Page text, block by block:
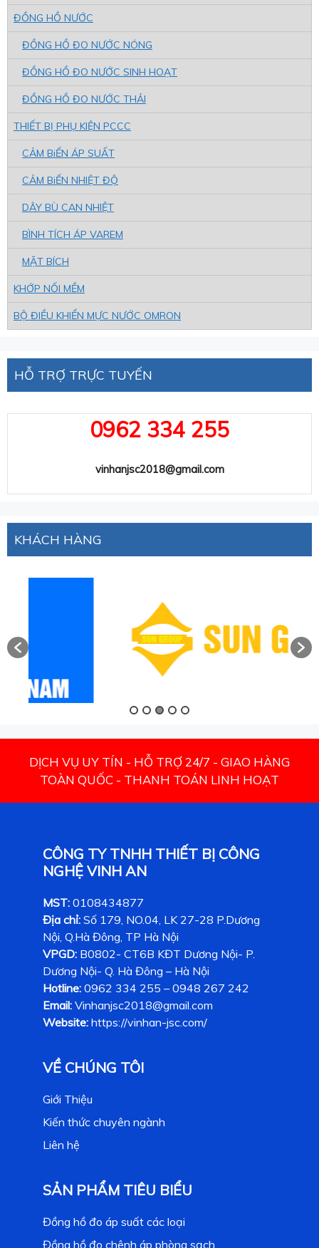
ĐỒNG HỒ NƯỚC
ĐỒNG HỒ ĐO NƯỚC NÓNG
ĐỒNG HỒ ĐO NƯỚC SINH HOẠT
ĐỒNG HỒ ĐO NƯỚC THẢI
THIẾT BỊ PHỤ KIỆN PCCC
CẢM BiẾN ÁP SUẤT
CẢM BiẾN NHIỆT ĐỘ
DÂY BÙ CAN NHIỆT
BÌNH TÍCH ÁP VAREM
MẶT BÍCH
KHỚP NỐI MỀM
BỘ ĐIỀU KHIỂN MỰC NƯỚC OMRON
HỖ TRỢ TRỰC TUYẾN
0962 334 255
vinhanjsc2018@gmail.com
KHÁCH HÀNG
DỊCH VỤ UY TÍN - HỖ TRỢ 24/7 - GIAO HÀNG
TOÀN QUỐC - THANH TOÁN LINH HOẠT
CÔNG TY TNHH THIẾT BỊ CÔNG
NGHỆ VINH AN
MST: 0108434877
Địa chỉ: Số 179, NO.04, LK 27-28 P.Dương
Nội, Q.Hà Đông, TP Hà Nội
VPGD: B0802- CT6B KĐT Dương Nội- P.
Dương Nội- Q. Hà Đông – Hà Nội
Hotline: 0962 334 255 – 0948 267 242
Email: Vinhanjsc2018@gmail.com
Website: https://vinhan-jsc.com/
VỀ CHÚNG TÔI
Giới Thiệu
Kiến thức chuyên ngành
Liên hệ
SẢN PHẨM TIÊU BIỂU
Đồng hồ đo áp suất các loại
Đồng hồ đo chênh áp phòng sạch